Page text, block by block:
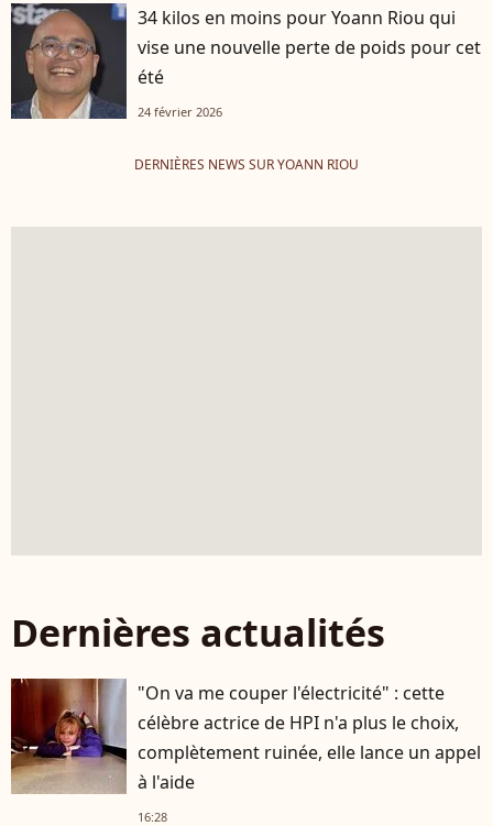
34 kilos en moins pour Yoann Riou qui
vise une nouvelle perte de poids pour cet
été
24 février 2026
DERNIÈRES NEWS SUR YOANN RIOU
Dernières actualités
"On va me couper l'électricité" : cette
célèbre actrice de HPI n'a plus le choix,
complètement ruinée, elle lance un appel
à l'aide
16:28